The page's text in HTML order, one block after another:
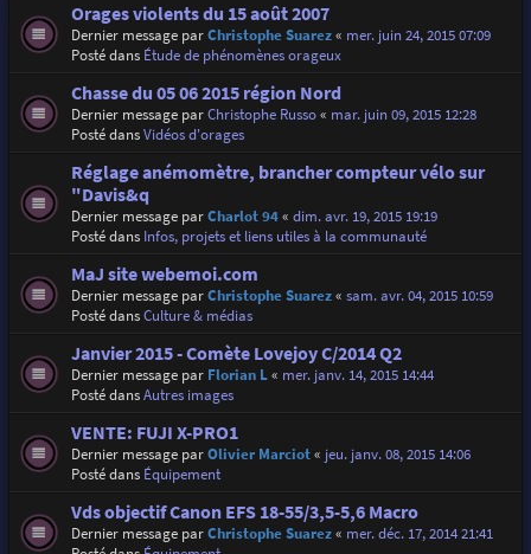
Orages violents du 15 août 2007
Dernier message parChristophe Suarez« mer. juin 24, 2015 07:09
Posté dans Étude de phénomènes orageux
Chasse du 05 06 2015 région Nord
Dernier message parChristophe Russo« mar. juin 09, 2015 12:28
Posté dansVidéos d'orages
Réglage anémomètre, brancher compteur vélo sur
"Davis&q
Dernier message parCharlot 94« dim. avr. 19, 2015 19:19
Posté dans Infos, projets et liens utiles à la communauté
MaJ site webemoi.com
Dernier message parChristophe Suarez« sam. avr. 04, 2015 10:59
Posté dansCulture & médias
Janvier 2015 - Comète Lovejoy C/2014 Q2
Dernier message par Florian L« mer. janv. 14, 2015 14:44
Posté dansAutres images
VENTE: FUJI X-PRO1
Dernier message parOlivier Marciot« jeu. janv. 08, 2015 14:06
Posté dans Équipement
Vds objectif Canon EFS 18-55/3,5-5,6 Macro
Dernier message parChristophe Suarez« mer. déc. 17, 2014 21:41